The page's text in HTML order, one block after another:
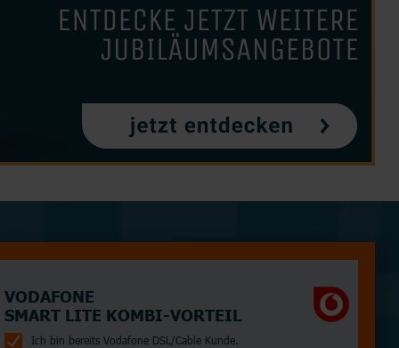
alle Hersteller
VODAFONE
SMART LITE KOMBI-VORTEIL
Ich bin bereits Vodafone DSL/Cable Kunde.